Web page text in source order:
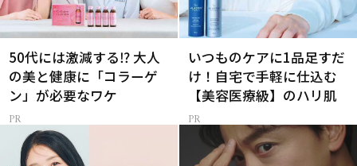
50代には激減する⁉ 大人
の美と健康に「コラーゲ
ン」が必要なワケ
いつものケアに1品足すだ
け！自宅で手軽に仕込む
【美容医療級】のハリ肌